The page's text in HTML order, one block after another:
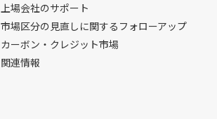
上場会社のサポート
市場区分の見直しに関するフォローアップ
カーボン・クレジット市場
関連情報